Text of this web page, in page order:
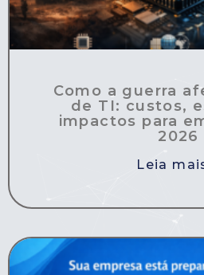
Como a guerra
de TI: custos,
impactos para
2026
Leia